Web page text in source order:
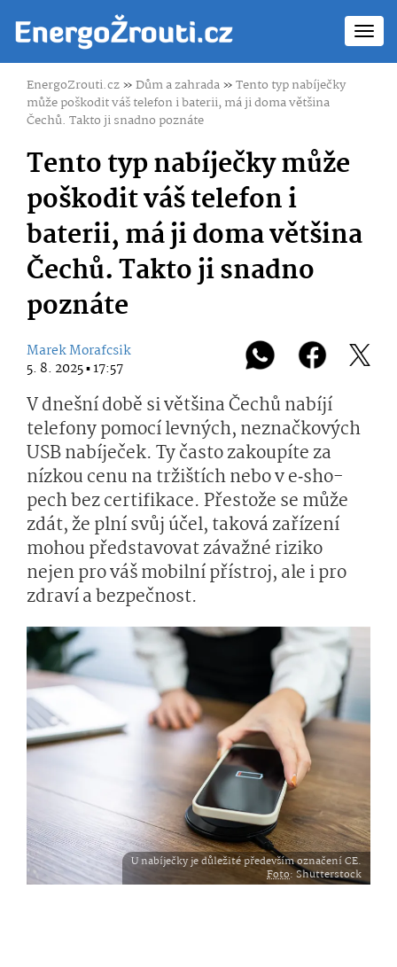
EnergoZrouti.cz»Dům a zahrada»Tento typ nabíječky
může poškodit váš telefon i baterii, má ji doma většina
Čechů. Takto ji snadno poznáte
Tento typ nabíječky může
poškodit váš telefon i
baterii, má ji doma většina
Čechů. Takto ji snadno
poznáte
Marek Morafcsik
5. 8. 2025 ▪ 17:57
V dnešní době si většina Čechů nabíjí
telefony pomocí levných, neznačkových
USB nabíječek. Ty často zakoupíte za
nízkou cenu na tržištích nebo v e‑sho­
pech bez certifikace. Přestože se může
zdát, že plní svůj účel, taková zařízení
mohou představovat závažné riziko
nejen pro váš mobilní přístroj, ale i pro
zdraví a bezpečnost.
U nabíječky je důležité především označení CE.
Foto: Shutterstock